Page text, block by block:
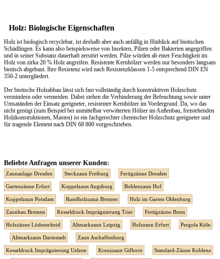
Holz: Biologische Eigenschaften
Holz ist biologisch recyclebar, ist deshalb aber auch anfällig in Hinblick auf biotischen
Schädlingen. Es kann also beispielsweise von Insekten, Pilzen oder Bakterien angegriffen
und in seiner Substanz dauerhaft zerstört werden. Pilze würden ab einer Feuchtigkeit im
Holz von zirka 20 % Holz angreifen. Resistente Kernhölzer werden nur besonders langsam
biotisch abgebaut. Ihre Resistenz wird nach Resistenzklassen 1-5 entsprechend DIN EN
350-2 untergliedert.
Der biotische Holzabbau lässt sich fast vollständig durch konstruktiven Holzschutz
vermindern oder vermeiden. Dabei stehen die Verhinderung der Befeuchtung sowie unter
Umsatänden der Einsatz geeigneter, resistenter Kernhölzer im Vordergrund. Da, wo das
nicht genügt (zum Beispiel bei unmittelbar verwitterten Hölzer im Außenbau, freistehenden
Holzkonstruktionen, Masten) ist ein fachgerechter chemischer Holzschutz geeigneter und
für tragende Element nach DIN 68 800 vorgeschrieben.
Beliebte Anfragen unserer Kunden:
Zaunanlage Dresden Steckzaun Freiburg Fertigzäune Dresden
Gartenzäune Erfurt Koppelzaun Augsburg Bohlenzaun Hof
Koppelzaun Potsdam Rundholzzaun Bremen Holz im Garten Oldenburg
Zaunbau Bremen Kesseldruck Imprägnierung Trier Fertigzäune Bonn
Holzzäune Lüdenscheid Altmarkzaun Leipzig Holzzaun Erfurt Pergola Köln
Altmarkzaun Darmstadt Zaun Aschaffenburg
Kesseldruck Imprägnierung Uelzen Kreuzzaun Gifhorn Standard-Zäune Koblenz